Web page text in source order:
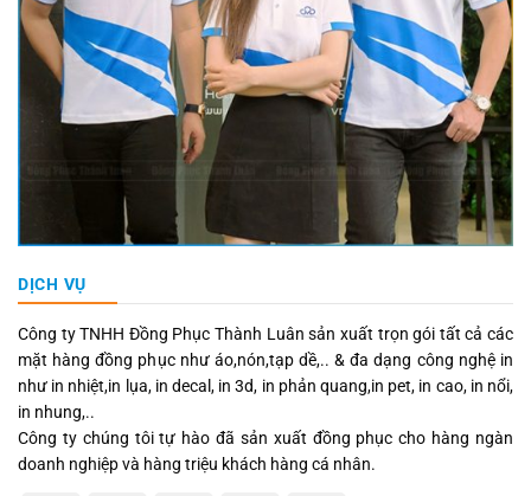
DỊCH VỤ
Công ty TNHH Đồng Phục Thành Luân sản xuất trọn gói tất cả các
mặt hàng đồng phục như áo,nón,tạp dề,.. & đa dạng công nghệ in
như in nhiệt,in lụa, in decal, in 3d, in phản quang,in pet, in cao, in nổi,
in nhung,..
Công ty chúng tôi tự hào đã sản xuất đồng phục cho hàng ngàn
doanh nghiệp và hàng triệu khách hàng cá nhân.